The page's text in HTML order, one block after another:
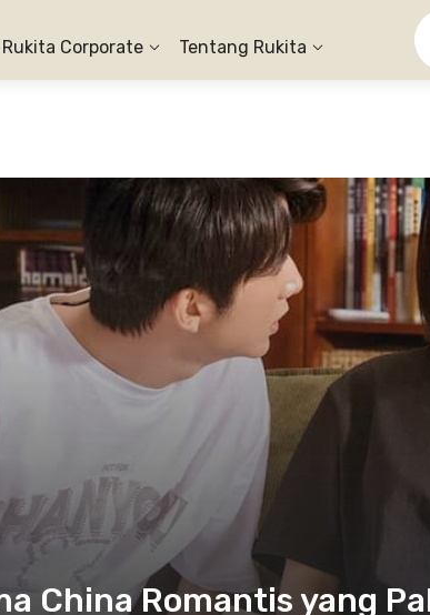
Rukita Corporate Tentang Rukita
China Romantis yang